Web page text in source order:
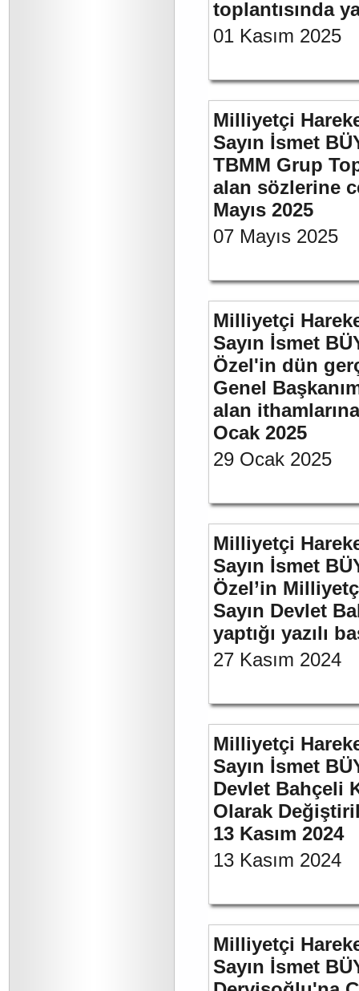
toplantısında
01 Kasım 2025
Milliyetçi
Sayın İsmet
TBMM Grup
alan sözlerine
Mayıs 2025
07 Mayıs 2025
Milliyetçi
Sayın İsmet
Özel'in dün
Genel
alan ithamlarına
Ocak 2025
29 Ocak 2025
Milliyetçi
Sayın İsmet
Özel’in
Sayın Devlet
yaptığı yazılı
27 Kasım 2024
Milliyetçi
Sayın İsmet
Devlet Bahçeli
Olarak
13 Kasım 2024
13 Kasım 2024
Milliyetçi
Sayın İsmet